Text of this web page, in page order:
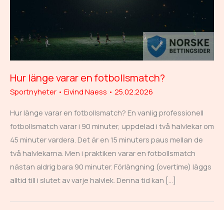
Hur länge varar en fotbollsmatch?
Sportnyheter • Eivind Naess • 25.02.2026
Hur länge varar en fotbollsmatch? En vanlig professionell
fotbollsmatch varar i 90 minuter, uppdelad i två halvlekar om
45 minuter vardera. Det är en 15 minuters paus mellan de
två halvlekarna. Men i praktiken varar en fotbollsmatch
nästan aldrig bara 90 minuter. Förlängning (overtime) läggs
alltid till i slutet av varje halvlek. Denna tid kan […]